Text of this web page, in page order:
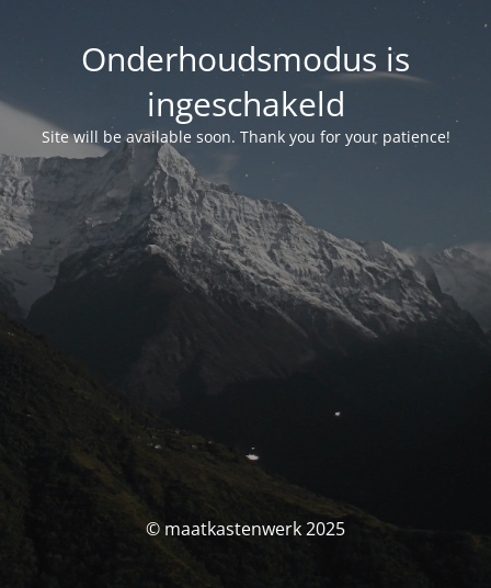
Onderhoudsmodus is
ingeschakeld
Site will be available soon. Thank you for your patience!
© maatkastenwerk 2025